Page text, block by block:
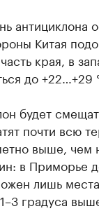
антициклона
Китая
края, в
до +22…+29
будет
почти всю
выше, чем
в Приморье
лишь
градуса